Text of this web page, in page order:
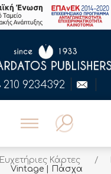
210 9234392
Ευχετήριες Κάρτες /
Vintage | Πάσχα